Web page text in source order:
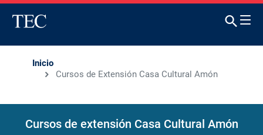
Inicio
Cursos de Extensión Casa Cultural Amón
Cursos de extensión Casa Cultural Amón